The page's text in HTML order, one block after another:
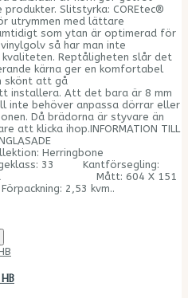
Slitstyrka: COREtec®
utrymmen med lättare
som ytan är optimerad för
så har man inte
Reptåligheten slår det
kärna ger en komfortabel
skönt att gå
installera. Att det bara är 8 mm
behöver anpassa dörrar eller
Då brädorna är styvare än
att klicka ihop.INFORMATION TILL
Herringbone
33 Kantförsegling:
Livstid Mått: 604 X 151
2,53 kvm..